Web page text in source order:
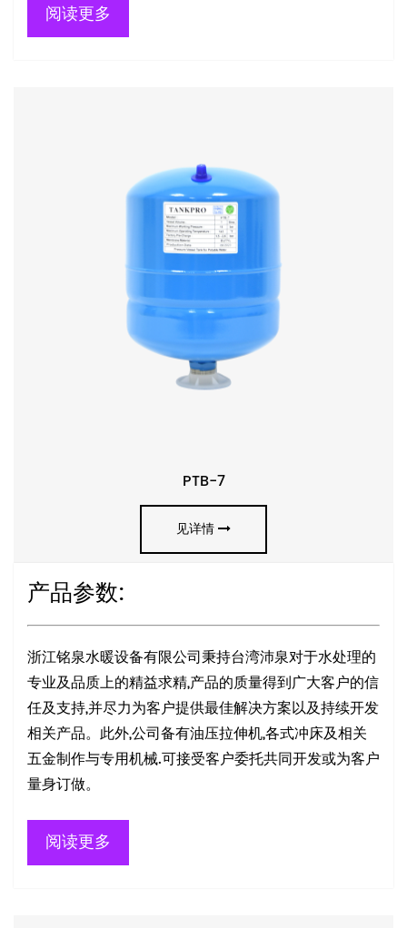
阅读更多
PTB-7
见详情
产品参数:
浙江铭泉水暖设备有限公司秉持台湾沛泉对于水处理的
专业及品质上的精益求精,产品的质量得到广大客户的信
任及支持,并尽力为客户提供最佳解决方案以及持续开发
相关产品。此外,公司备有油压拉伸机,各式冲床及相关
五金制作与专用机械.可接受客户委托共同开发或为客户
量身订做。
阅读更多